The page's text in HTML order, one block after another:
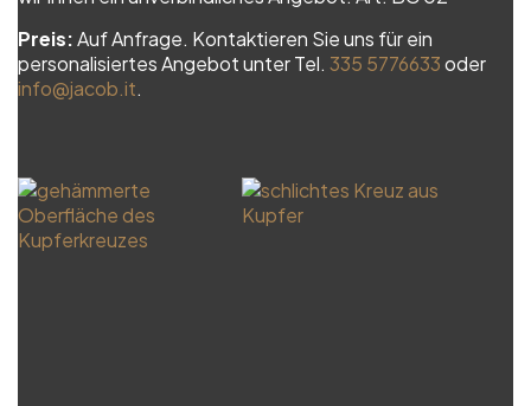
Preis:Auf Anfrage. Kontaktieren Sie uns für ein
personalisiertes Angebot unter Tel. 335 5776633oder
info@jacob.it.